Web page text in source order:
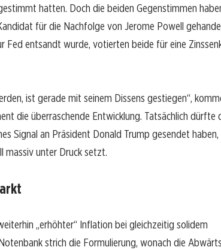
hatten. Doch die beiden Gegenstimmen
für die Nachfolge von Jerome Powell
Fed entsandt wurde, votierten beide für eine
ist gerade mit seinem Dissens gestiegen“,
die überraschende Entwicklung. Tatsächlich dürfte
Signal an Präsident Donald Trump gesendet
massiv unter Druck setzt.
„erhöhter“ Inflation bei gleichzeitig solidem
strich die Formulierung, wonach die